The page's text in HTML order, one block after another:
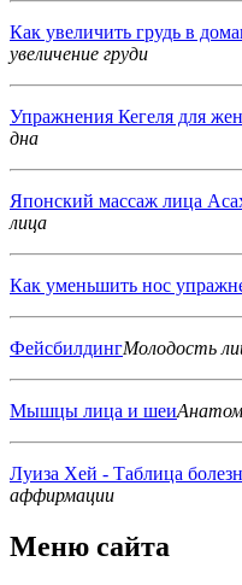
Как увеличить грудь в
увеличение груди
Упражнения Кегеля для
дна
Японский массаж лица
лица
Как уменьшить нос
ФейсбилдингМолодость
Мышцы лица и шеи
Луиза Хей - Таблица
аффирмации
Меню сайта